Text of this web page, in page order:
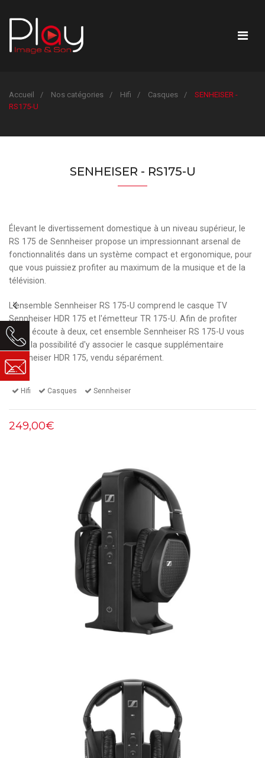
Accueil Nos catégories Hifi Casques
SENHEISER -
RS175-U
SENHEISER - RS175-U
Élevant le divertissement domestique à un niveau supérieur, le
RS 175 de Sennheiser propose un impressionnant arsenal de
fonctionnalités dans un système compact et ergonomique, pour
que vous puissiez profiter au maximum de la musique et de la
télévision.
L'ensemble Sennheiser RS 175-U comprend le casque TV
Sennheiser HDR 175 et l'émetteur TR 175-U. Afin de profiter
d'une écoute à deux, cet ensemble Sennheiser RS 175-U vous
offre la possibilité d'y associer le casque supplémentaire
Sennheiser HDR 175, vendu séparément.
Hifi Casques Sennheiser
249,00€